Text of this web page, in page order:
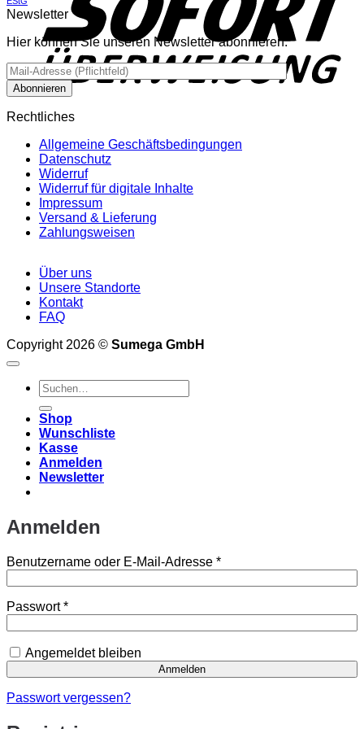
Newsletter
Hier können Sie unseren Newsletter abonnieren.
Rechtliches
Allgemeine Geschäftsbedingungen
Datenschutz
Widerruf
Widerruf für digitale Inhalte
Impressum
Versand & Lieferung
Zahlungsweisen
Über uns
Unsere Standorte
Kontakt
FAQ
Copyright 2026 © Sumega GmbH
Suchen
nach:
Shop
Wunschliste
Kasse
Anmelden
Newsletter
Anmelden
Benutzername oder E-Mail-Adresse *Erforderlich
Passwort*Erforderlich
Angemeldet bleiben
Anmelden
Passwort vergessen?